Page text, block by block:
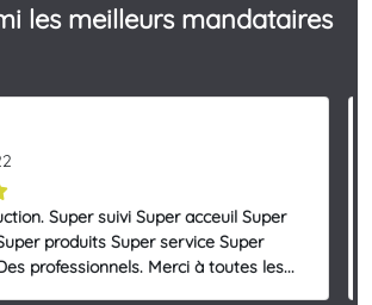
les meilleurs mandataires
Super suivi Super acceuil Super
produits Super service Super
professionnels. Merci à toutes les...